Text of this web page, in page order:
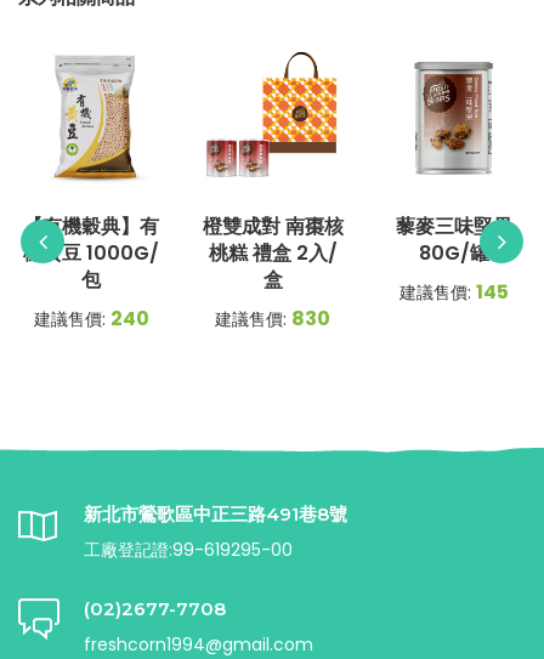
【有機穀典】有
機黃豆 1000G/
包
建議售價: 240
橙雙成對 南棗核
桃糕 禮盒 2入/
盒
建議售價: 830
藜麥三味堅果
80G/罐
建議售價: 145
新北市鶯歌區中正三路491巷8號
工廠登記證:99-619295-00
(02)2677-7708
freshcorn1994@gmail.com